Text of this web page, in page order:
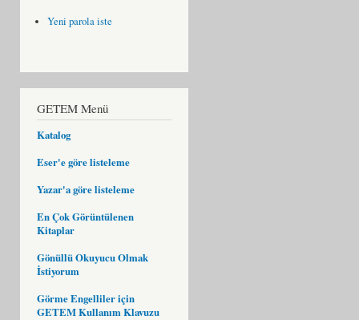
Yeni parola iste
GETEM Menü
Katalog
Eser'e göre listeleme
Yazar'a göre listeleme
En Çok Görüntülenen
Kitaplar
Gönüllü Okuyucu Olmak
İstiyorum
Görme Engelliler için
GETEM Kullanım Klavuzu